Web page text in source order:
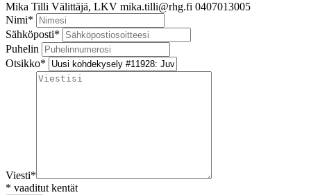
Mika Tilli Välittäjä, LKV mika.tilli@rhg.fi 0407013005
Nimi*
Sähköposti*
Puhelin
Otsikko*
Viesti*
* vaaditut kentät